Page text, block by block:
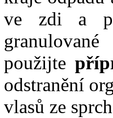
ve zdi a
použijte
odstranění
vlasů ze